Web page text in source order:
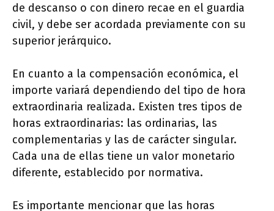
de descanso o con dinero recae en el guardia
civil, y debe ser acordada previamente con su
superior jerárquico.
En cuanto a la compensación económica, el
importe variará dependiendo del tipo de hora
extraordinaria realizada. Existen tres tipos de
horas extraordinarias: las ordinarias, las
complementarias y las de carácter singular.
Cada una de ellas tiene un valor monetario
diferente, establecido por normativa.
Es importante mencionar que las horas